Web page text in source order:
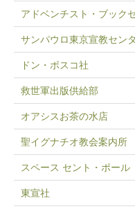
アドベンチスト・ブック
サンパウロ東京宣教セン
ドン・ボスコ社
救世軍出版供給部
オアシスお茶の水店
聖イグナチオ教会案内所
スペース セント・ポール
東宣社